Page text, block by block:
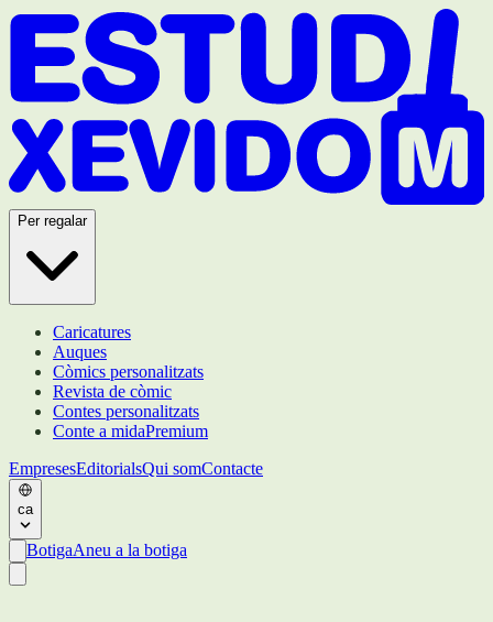
Per regalar
Caricatures
Auques
Còmics personalitzats
Revista de còmic
Contes personalitzats
Conte a midaPremium
EmpresesEditorialsQui somContacte
ca
BotigaAneu a la botiga